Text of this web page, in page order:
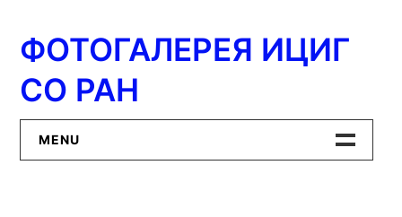
содержимому
ФОТОГАЛЕРЕЯ ИЦИГ
СО РАН
MENU